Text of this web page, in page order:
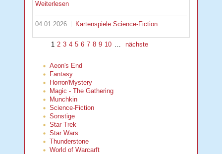
Weiterlesen
04.01.2026 KartenspieleScience-Fiction
1 2 3 4 5 6 7 8 9 10 … nächste
Aeon's End
Fantasy
Horror/Mystery
Magic - The Gathering
Munchkin
Science-Fiction
Sonstige
Star Trek
Star Wars
Thunderstone
World of Warcarft